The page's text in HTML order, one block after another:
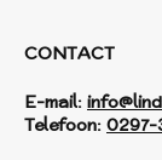
CONTACT
E-mail:
Telefoon: 0297-